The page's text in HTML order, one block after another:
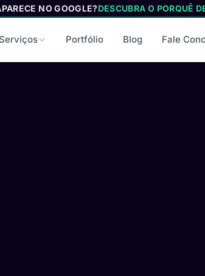
NO GOOGLE?DESCUBRA O PORQUÊ
Portfólio Blog Fale